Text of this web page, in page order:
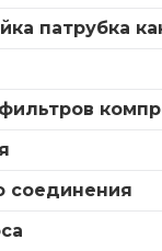
патрубка
соединения